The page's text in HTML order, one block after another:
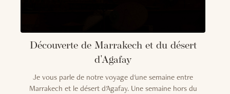
Découverte de Marrakech et du désert
d'Agafay
Je vous parle de notre voyage d'une semaine entre
Marrakech et le désert d'Agafay. Une semaine hors du